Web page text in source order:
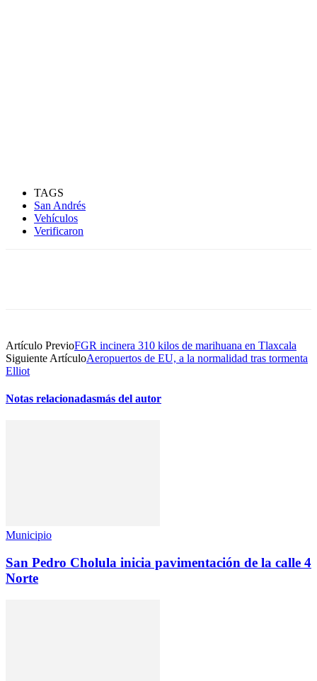
TAGS
San Andrés
Vehículos
Verificaron
Artículo PrevioFGR incinera 310 kilos de marihuana en Tlaxcala
Siguiente ArtículoAeropuertos de EU, a la normalidad tras tormenta
Elliot
Notas relacionadasmás del autor
Municipio
San Pedro Cholula inicia pavimentación de la calle 4
Norte